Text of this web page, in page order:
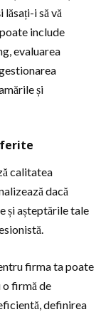
i să vă
include
evaluarea
și
calitatea
dacă
și așteptările tale
firma ta poate
firmă de
definirea